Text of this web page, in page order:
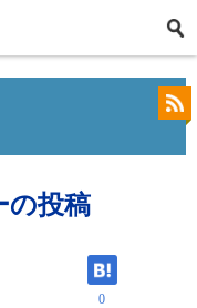
の投稿
0